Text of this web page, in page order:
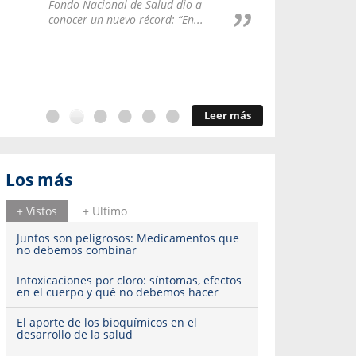
Fondo Nacional de Salud dio a
conocer un nuevo récord: “En...
Leer más
Los más
+ Vistos
+ Ultimo
Juntos son peligrosos: Medicamentos que
no debemos combinar
Intoxicaciones por cloro: síntomas, efectos
en el cuerpo y qué no debemos hacer
El aporte de los bioquímicos en el
desarrollo de la salud